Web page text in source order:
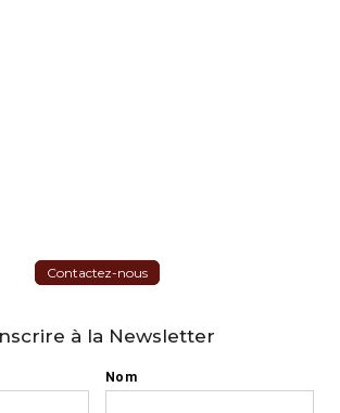
Contactez-nous
à la Newsletter